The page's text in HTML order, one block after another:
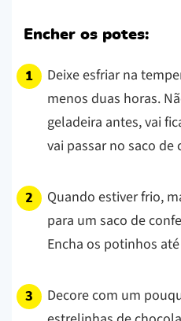
Encher os potes:
Deixe esfriar na
menos duas horas.
geladeira antes, vai
vai passar no saco de
Quando estiver frio,
para um saco de
Encha os potinhos
Decore com um